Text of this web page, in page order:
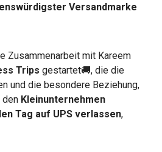
Versandmarke
Zusammenarbeit mit Kareem
Trips gestartet🚚, die die
und die besondere Beziehung,
Kleinunternehmen
Tag auf UPS verlassen,